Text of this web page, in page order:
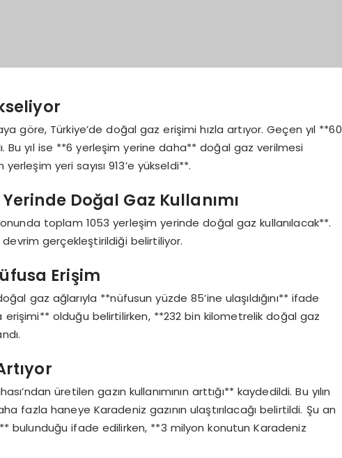
göre, Türkiye’de doğal gaz erişimi hızla artıyor. Geçen yıl **60
Bu yıl ise **6 yerleşim yerine daha** doğal gaz verilmesi
yeri sayısı 913’e yükseldi**.
Doğal Gaz Kullanımı
toplam 1053 yerleşim yerinde doğal gaz kullanılacak**.
gerçekleştirildiği belirtiliyor.
Erişim
gaz ağlarıyla **nüfusun yüzde 85’ine ulaşıldığını** ifade
olduğu belirtilirken, **232 bin kilometrelik doğal gaz
üretilen gazın kullanımının arttığı** kaydedildi. Bu yılın
fazla haneye Karadeniz gazının ulaştırılacağı belirtildi. Şu an
bulunduğu ifade edilirken, **3 milyon konutun Karadeniz